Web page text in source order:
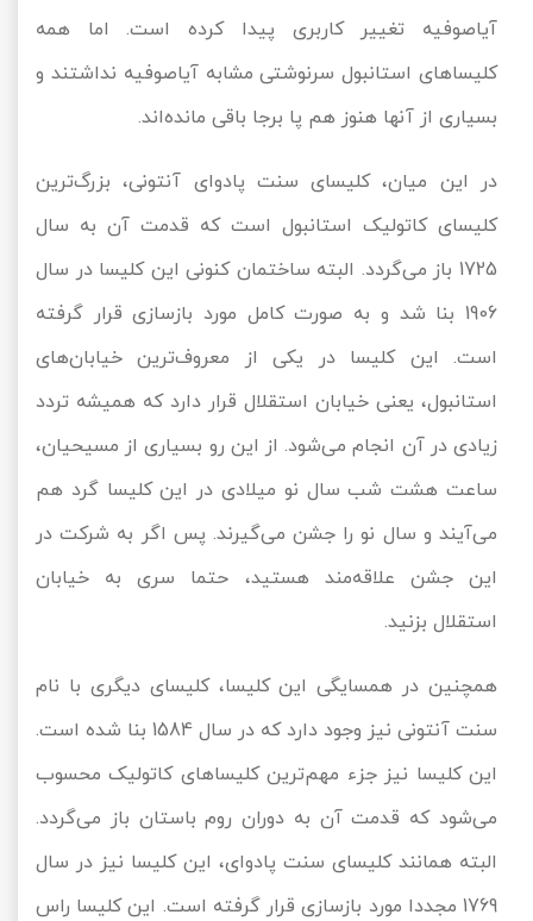
آیاصوفیه تغییر کاربری پیدا کرده است. اما همه
کلیساهای استانبول سرنوشتی مشابه آیاصوفیه نداشتند و
بسیاری از آنها هنوز هم پا برجا باقی مانده‌اند.
در این میان، کلیسای سنت پادوای آنتونی، بزرگ‌ترین
کلیسای کاتولیک استانبول است که قدمت آن به سال
1725 باز می‌گردد. البته ساختمان کنونی این کلیسا در سال
1906 بنا شد و به صورت کامل مورد بازسازی قرار گرفته
است. این کلیسا در یکی از معروف‌ترین خیابان‌های
استانبول، یعنی خیابان استقلال قرار دارد که همیشه تردد
زیادی در آن انجام می‌شود. از این رو بسیاری از مسیحیان،
ساعت هشت شب سال نو میلادی در این کلیسا گرد هم
می‌آیند و سال نو را جشن می‌گیرند. پس اگر به شرکت در
این جشن علاقه‌مند هستید، حتما سری به خیابان
استقلال بزنید.
همچنین در همسایگی این کلیسا، کلیسای دیگری با نام
سنت آنتونی نیز وجود دارد که در سال 1584 بنا شده است.
این کلیسا نیز جزء مهم‌ترین کلیساهای کاتولیک محسوب
می‌شود که قدمت آن به دوران روم باستان باز می‌گردد.
البته همانند کلیسای سنت پادوای، این کلیسا نیز در سال
1769 مجددا مورد بازسازی قرار گرفته است. این کلیسا راس